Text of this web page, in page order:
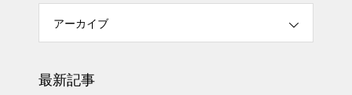
アーカイブ
最新記事